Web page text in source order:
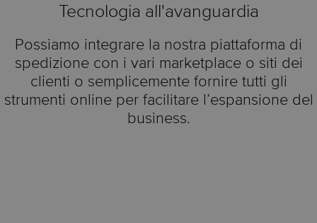
Tecnologia all'avanguardia
Possiamo integrare la nostra piattaforma di
spedizione con i vari marketplace o siti dei
clienti o semplicemente fornire tutti gli
strumenti online per facilitare l’espansione del
business.